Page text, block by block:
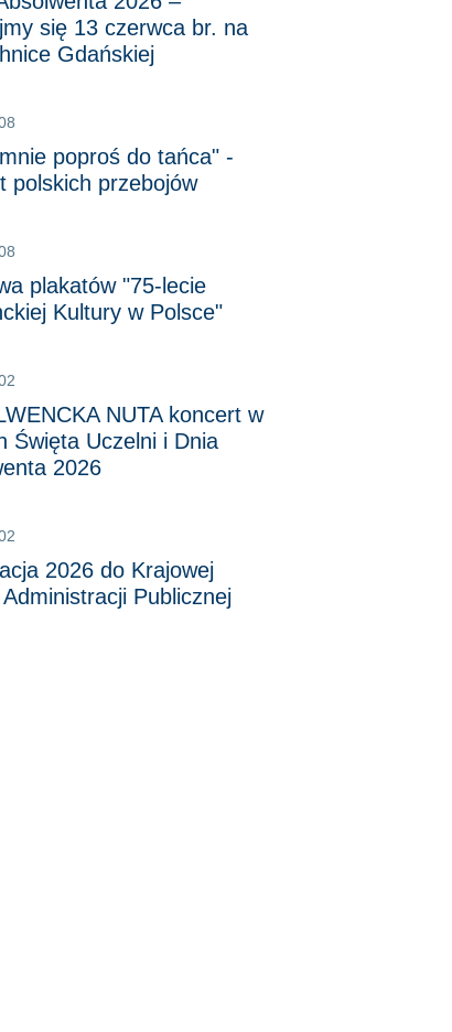
się 13 czerwca br. na
Gdańskiej
poproś do tańca" -
polskich przebojów
plakatów "75-lecie
Kultury w Polsce"
NUTA koncert w
Święta Uczelni i Dnia
2026
2026 do Krajowej
Administracji Publicznej